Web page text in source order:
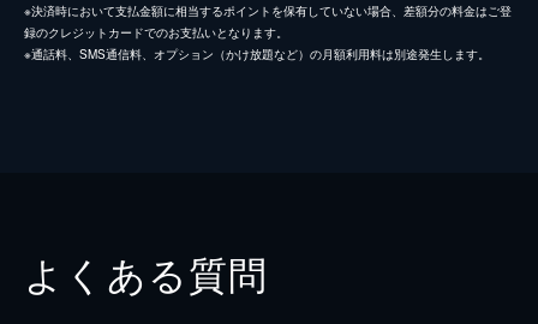
※決済時において支払金額に相当するポイントを保有していない場合、差額分の料金はご登
録のクレジットカードでのお支払いとなります。
※通話料、SMS通信料、オプション（かけ放題など）の月額利用料は別途発生します。
よくある質問